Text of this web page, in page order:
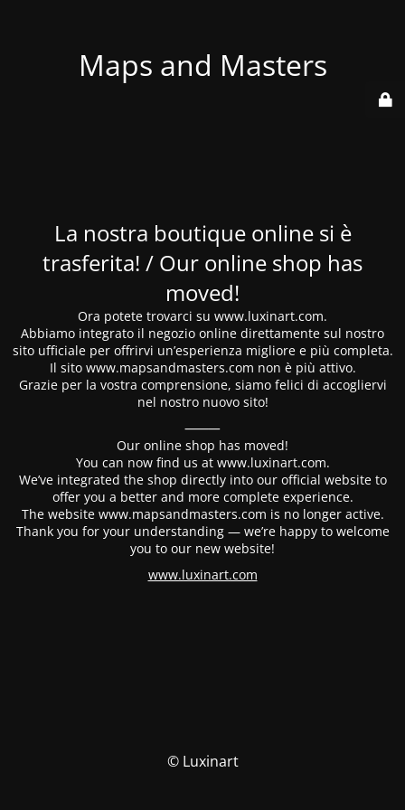
Maps and Masters
La nostra boutique online si è
trasferita! / Our online shop has
moved!
Ora potete trovarci su www.luxinart.com.
Abbiamo integrato il negozio online direttamente sul nostro
sito ufficiale per offrirvi un’esperienza migliore e più completa.
Il sito www.mapsandmasters.com non è più attivo.
Grazie per la vostra comprensione, siamo felici di accogliervi
nel nostro nuovo sito!
⸻
Our online shop has moved!
You can now find us at www.luxinart.com.
We’ve integrated the shop directly into our official website to
offer you a better and more complete experience.
The website www.mapsandmasters.com is no longer active.
Thank you for your understanding — we’re happy to welcome
you to our new website!
www.luxinart.com
© Luxinart